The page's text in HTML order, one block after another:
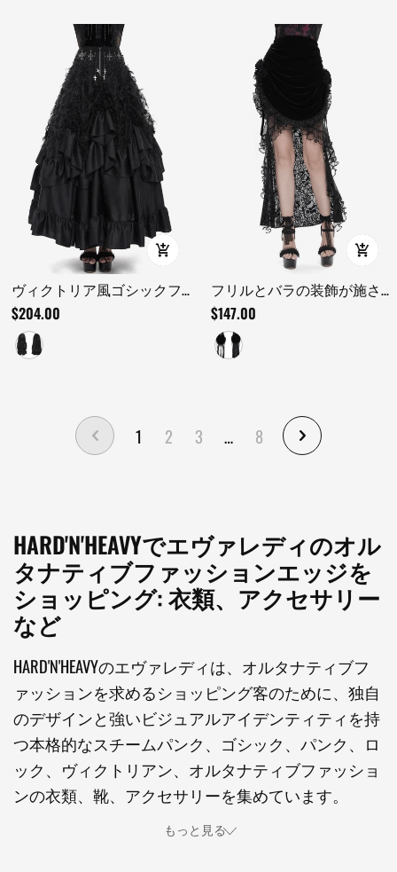
ヴィクトリア風ゴシックフ
リルスカート クロス装飾付
き
$204.00
フリルとバラの装飾が施さ
れたゴシックベルベットと
レースのスカート
$147.00
1 2 3 … 8
HARD'N'HEAVYでエヴァレディのオル
タナティブファッションエッジを
ショッピング: 衣類、アクセサリー
など
HARD'N'HEAVYのエヴァレディは、オルタナティブフ
ァッションを求めるショッピング客のために、独自
のデザインと強いビジュアルアイデンティティを持
つ本格的なスチームパンク、ゴシック、パンク、ロ
ック、ヴィクトリアン、オルタナティブファッショ
ンの衣類、靴、アクセサリーを集めています。
もっと見る